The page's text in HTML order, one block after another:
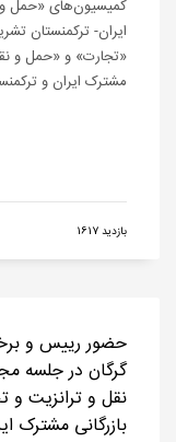
کمیسیون‌های «حمل و
ایران- ترکمنستان
«تجارت» و «حمل و
مشترک ایران و
بازدید 1617
حضور رییس و
گرگان در جلسه
نقل و ترانزیت و
بازرگانی مشترک